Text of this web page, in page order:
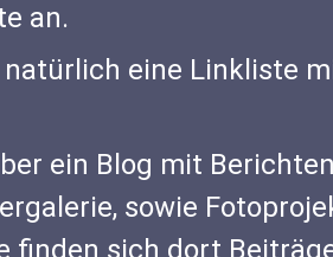
an.
eine Linkliste
ein Blog mit
sowie
finden sich dort